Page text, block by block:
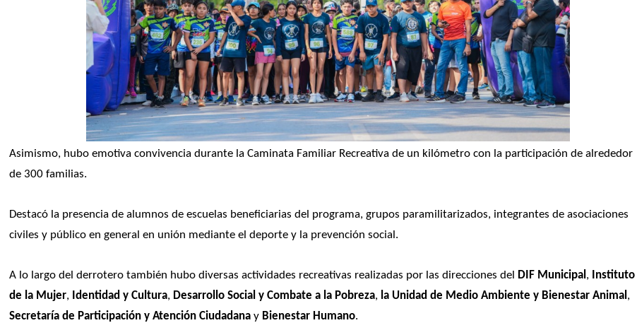
Asimismo, hubo emotiva convivencia durante la Caminata Familiar Recreativa de un kilómetro con la participación de alrededor
de 300 familias.
Destacó la presencia de alumnos de escuelas beneficiarias del programa, grupos paramilitarizados, integrantes de asociaciones
civiles y público en general en unión mediante el deporte y la prevención social.
A lo largo del derrotero también hubo diversas actividades recreativas realizadas por las direcciones del DIF Municipal, Instituto
de la Mujer, Identidad y Cultura, Desarrollo Social y Combate a la Pobreza, la Unidad de Medio Ambiente y Bienestar Animal,
Secretaría de Participación y Atención Ciudadana y Bienestar Humano.